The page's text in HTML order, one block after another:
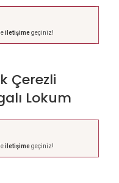
iletişimegeçiniz!
Çerezli
Lokum
iletişimegeçiniz!